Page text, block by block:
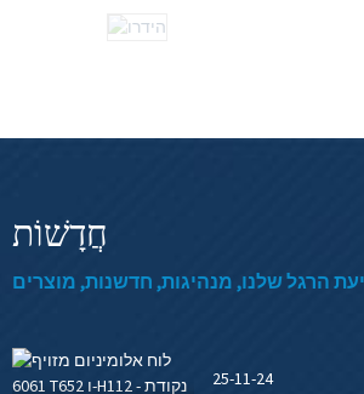
חֲדָשׁוֹת
הרגל שלנו, מנהיגות, חדשנות, מוצרים
25-11-24